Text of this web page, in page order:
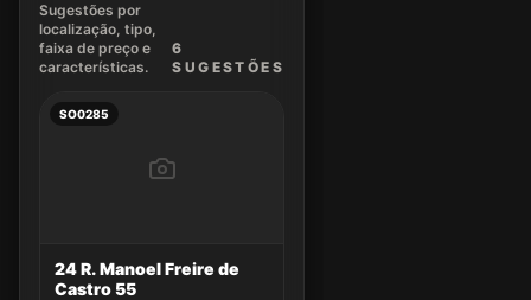
Sugestões por
localização, tipo,
faixa de preço e
características.
6
SUGEST ÕES
SO0285
24 R. Manoel Freire de
Castro 55